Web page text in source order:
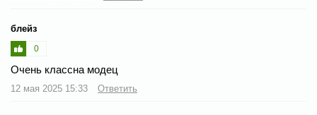
блейз
0
Очень классна модец
12 мая 2025 15:33 Ответить